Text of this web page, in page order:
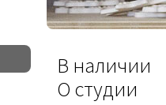
В наличии
О студии